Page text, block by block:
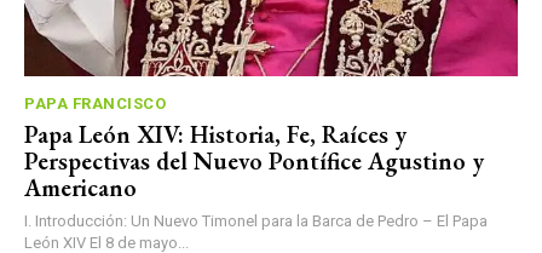
PAPA FRANCISCO
Papa León XIV: Historia, Fe, Raíces y
Perspectivas del Nuevo Pontífice Agustino y
Americano
I. Introducción: Un Nuevo Timonel para la Barca de Pedro – El Papa
León XIV El 8 de mayo...